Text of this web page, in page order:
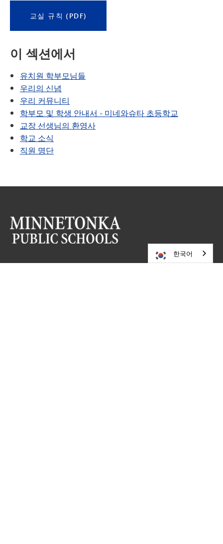
교실 규칙 (PDF)
이 섹션에서
유치원 학부모님들
우리의 신념
우리 커뮤니티
학부모 및 학생 안내서 - 미네와슈타 초등학교
교장 선생님의 환영사
학교 소식
직원 명단
한국어